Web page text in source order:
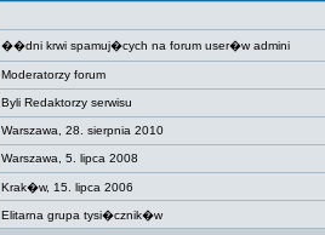
��dni krwi spamuj�cych na forum user�w admini
Moderatorzy forum
Byli Redaktorzy serwisu
Warszawa, 28. sierpnia 2010
Warszawa, 5. lipca 2008
Krak�w, 15. lipca 2006
Elitarna grupa tysi�cznik�w